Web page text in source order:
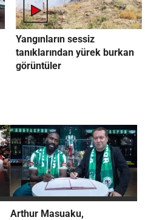
Yangınların sessiz
tanıklarından yürek burkan
görüntüler
Arthur Masuaku,